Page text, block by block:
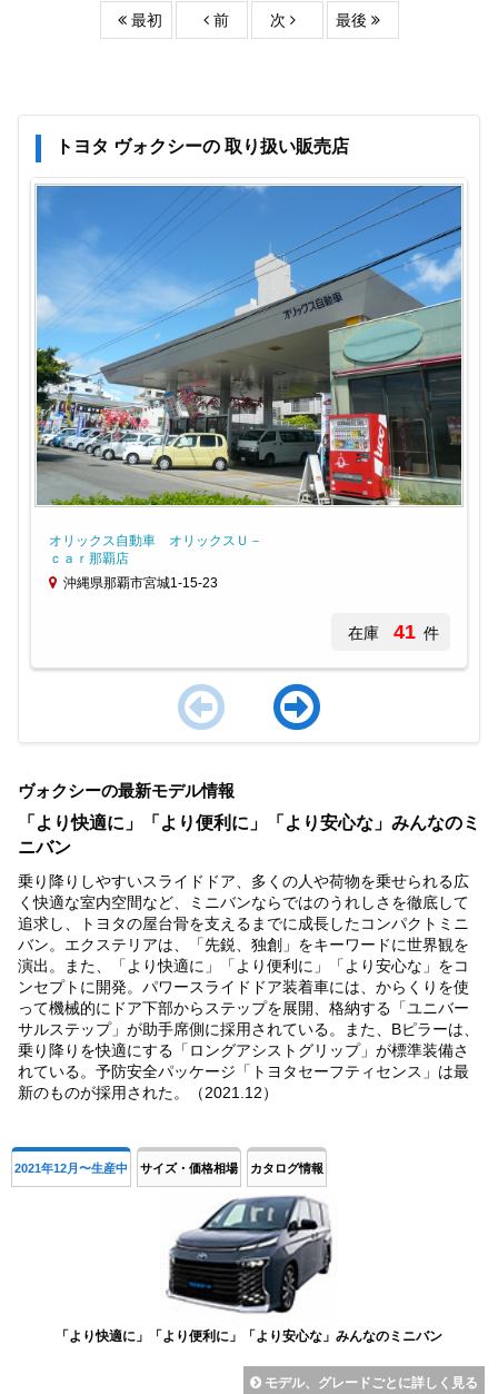
最初 前 次 最後
トヨタ ヴォクシーの 取り扱い販売店
オリックス自動車 オリックスＵ－
ｃａｒ那覇店
沖縄県那覇市宮城1-15-23
在庫 41 件
of
ヴォクシーの最新モデル情報
「より快適に」「より便利に」「より安心な」みんなのミ
ニバン
乗り降りしやすいスライドドア、多くの人や荷物を乗せられる広
く快適な室内空間など、ミニバンならではのうれしさを徹底して
追求し、トヨタの屋台骨を支えるまでに成長したコンパクトミニ
バン。エクステリアは、「先鋭、独創」をキーワードに世界観を
演出。また、「より快適に」「より便利に」「より安心な」をコ
ンセプトに開発。パワースライドドア装着車には、からくりを使
って機械的にドア下部からステップを展開、格納する「ユニバー
サルステップ」が助手席側に採用されている。また、Bピラーは、
乗り降りを快適にする「ロングアシストグリップ」が標準装備さ
れている。予防安全パッケージ「トヨタセーフティセンス」は最
新のものが採用された。（2021.12）
2021年12月〜生産中 サイズ・価格相場 カタログ情報
「より快適に」「より便利に」「より安心な」みんなのミニバン
モデル、グレードごとに詳しく見る